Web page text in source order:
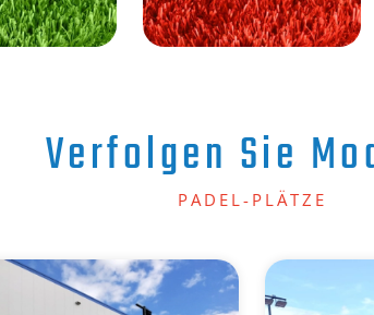
Verfolgen Sie
PADEL-PLÄTZE